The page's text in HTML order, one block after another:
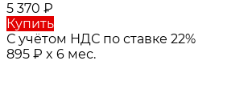
5 370 ₽
Купить
С учётом НДС по ставке 22%
895 ₽ x 6 мес.